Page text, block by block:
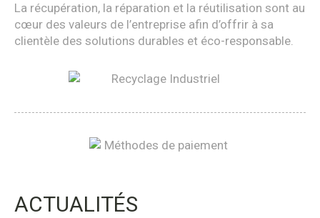
La récupération, la réparation et la réutilisation sont au
cœur des valeurs de l’entreprise afin d’offrir à sa
clientèle des solutions durables et éco-responsable.
ACTUALITÉS